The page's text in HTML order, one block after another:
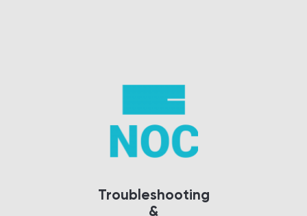
Troubleshooting
&